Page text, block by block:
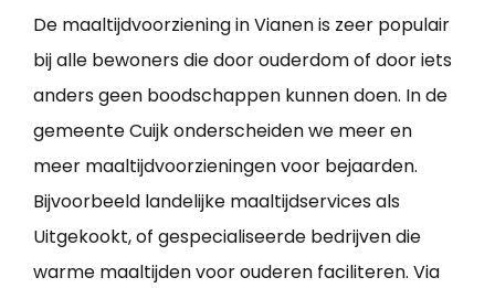
De maaltijdvoorziening in Vianen is zeer populair
bij alle bewoners die door ouderdom of door iets
anders geen boodschappen kunnen doen. In de
gemeente Cuijk onderscheiden we meer en
meer maaltijdvoorzieningen voor bejaarden.
Bijvoorbeeld landelijke maaltijdservices als
Uitgekookt, of gespecialiseerde bedrijven die
warme maaltijden voor ouderen faciliteren. Via